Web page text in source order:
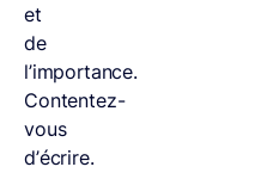
et
de
l’importance.
Contentez-
vous
d’écrire.